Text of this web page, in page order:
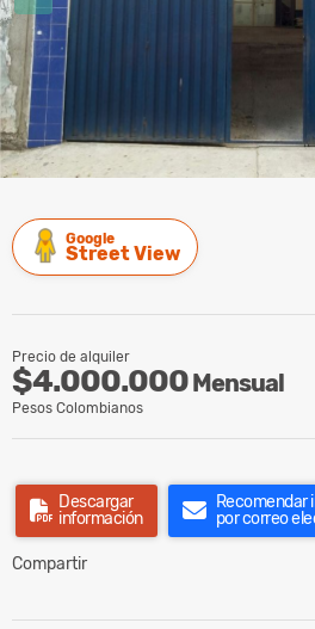
Google
Street View
Precio de alquiler
$4.000.000Mensual
Pesos Colombianos
Descargar
información
Recomendar
por correo
Compartir